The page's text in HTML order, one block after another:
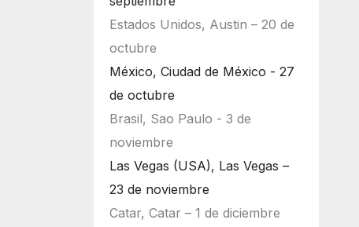
Estados Unidos, Austin – 20 de
octubre
México, Ciudad de México - 27
de octubre
Brasil, Sao Paulo - 3 de
noviembre
Las Vegas (USA), Las Vegas –
23 de noviembre
Catar, Catar – 1 de diciembre